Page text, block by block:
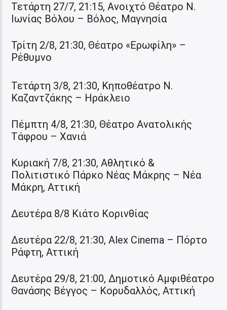
Τετάρτη 27/7, 21:15, Ανοιχτό Θέατρο Ν.
Ιωνίας Βόλου – Βόλος, Μαγνησία
Τρίτη 2/8, 21:30, Θέατρο «Ερωφίλη» –
Ρέθυμνο
Τετάρτη 3/8, 21:30, Κηποθέατρο Ν.
Καζαντζάκης – Ηράκλειο
Πέμπτη 4/8, 21:30, Θέατρο Ανατολικής
Τάφρου – Χανιά
Κυριακή 7/8, 21:30, Αθλητικό &
Πολιτιστικό Πάρκο Νέας Μάκρης – Νέα
Μάκρη, Αττική
Δευτέρα 8/8 Κιάτο Κορινθίας
Δευτέρα 22/8, 21:30, Alex Cinema – Πόρτο
Ράφτη, Αττική
Δευτέρα 29/8, 21:00, Δημοτικό Αμφιθέατρο
Θανάσης Βέγγος – Κορυδαλλός, Αττική